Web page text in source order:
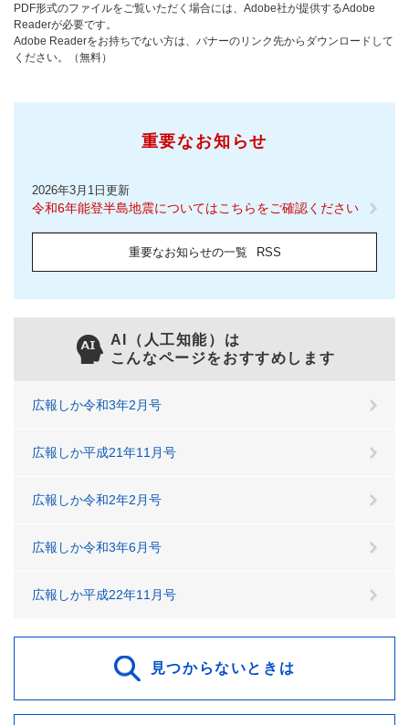
PDF形式のファイルをご覧いただく場合には、Adobe社が提供するAdobe
Readerが必要です。
Adobe Readerをお持ちでない方は、バナーのリンク先からダウンロードして
ください。（無料）
重要なお知らせ
2026年3月1日更新
令和6年能登半島地震についてはこちらをご確認ください
重要なお知らせの一覧 RSS
AI（人工知能）は
こんなページをおすすめします
広報しか令和3年2月号
広報しか平成21年11月号
広報しか令和2年2月号
広報しか令和3年6月号
広報しか平成22年11月号
見つからないときは